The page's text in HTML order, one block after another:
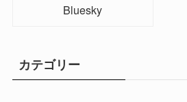
Bluesky
カテゴリー